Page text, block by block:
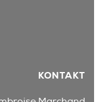
KONTAKT